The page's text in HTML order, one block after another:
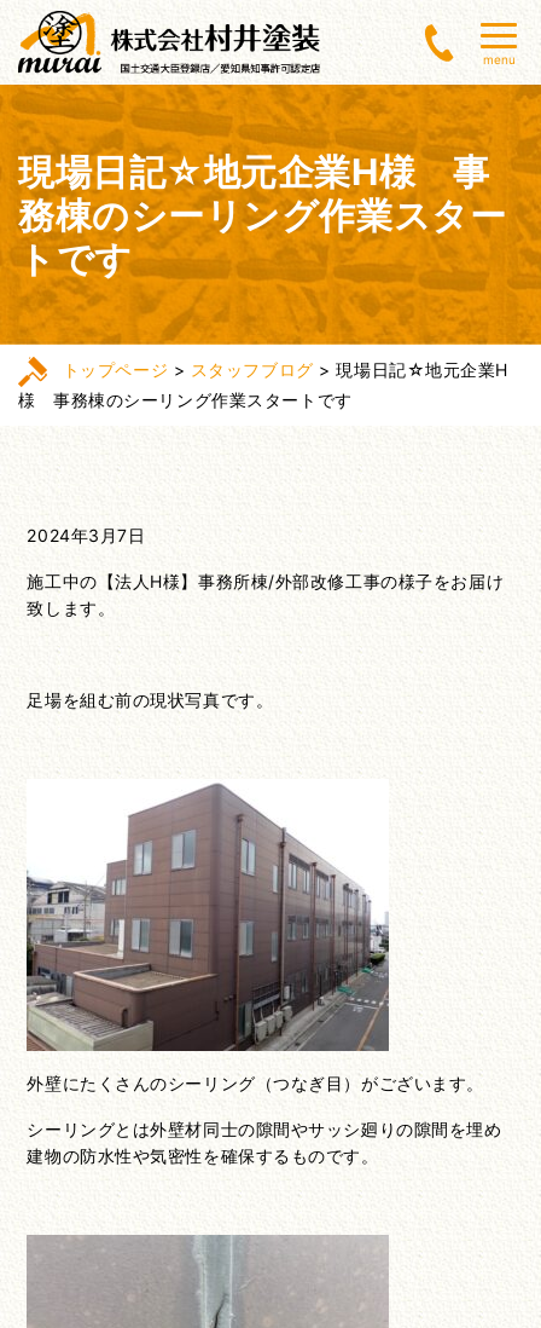
menu
現場日記☆地元企業H様 事
務棟のシーリング作業スター
トです
トップページ > スタッフブログ >現場日記☆地元企業H
様 事務棟のシーリング作業スタートです
2024年3月7日
施工中の【法人H様】事務所棟/外部改修工事の様子をお届け
致します。
足場を組む前の現状写真です。
外壁にたくさんのシーリング（つなぎ目）がございます。
シーリングとは外壁材同士の隙間やサッシ廻りの隙間を埋め
建物の防水性や気密性を確保するものです。